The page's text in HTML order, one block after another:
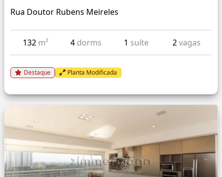
Rua Doutor Rubens Meireles
132 m² 4 dorms 1 suíte 2vagas
Destaque Planta Modificada